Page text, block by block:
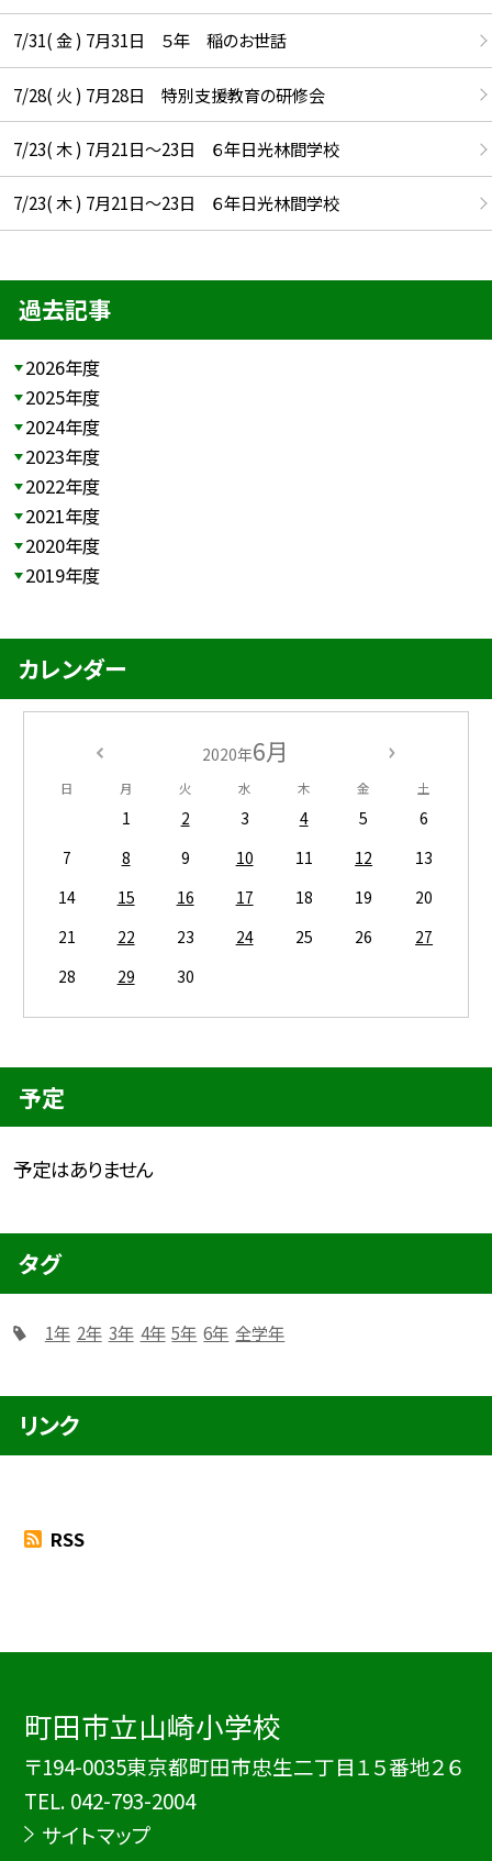
7/31( 金 ) 7月31日 ５年 稲のお世話
7/28( 火 ) 7月28日 特別支援教育の研修会
7/23( 木 ) 7月21日〜23日 ６年日光林間学校
7/23( 木 ) 7月21日〜23日 ６年日光林間学校
過去記事
2026年度
2025年度
2024年度
2023年度
2022年度
2021年度
2020年度
2019年度
カレンダー
2020年6月
日 月 火 水 木 金 土
1 2 3 4 5
6
7
8 9 10 11 12
13
14
15 16 17 18 19
20
21
22 23 24 25 26
27
28
29 30
予定
予定はありません
タグ
1年 2年 3年 4年 5年 6年 全学年
リンク
RSS
町田市立山崎小学校
〒194-0035東京都町田市忠生二丁目１５番地２６
TEL. 042-793-2004
サイトマップ